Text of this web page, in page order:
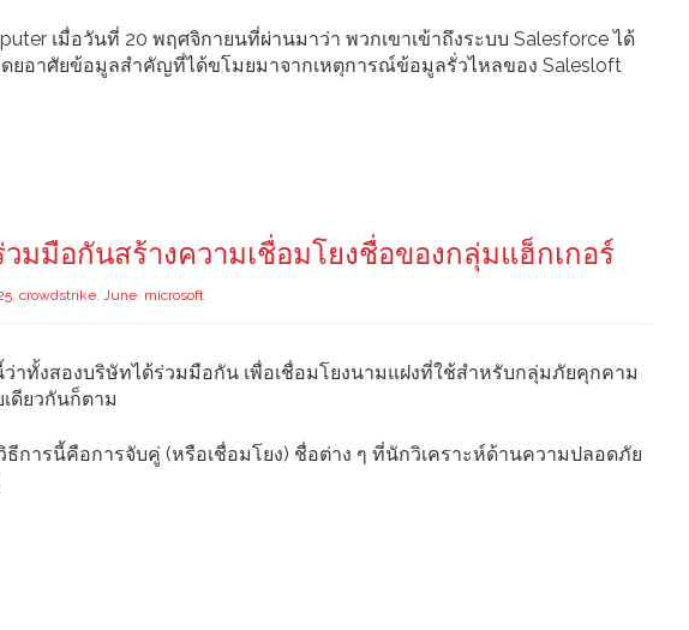
เมื่อวันที่ 20 พฤศจิกายนที่ผ่านมาว่า พวกเขาเข้าถึงระบบ Salesforce ได้
ดยอาศัยข้อมูลสำคัญที่ได้ขโมยมาจากเหตุการณ์ข้อมูลรั่วไหลของ Salesloft
มมือกันสร้างความเชื่อมโยงชื่อของกลุ่มแฮ็กเกอร์
, crowdstrike, June, microsoft
าทั้งสองบริษัทได้ร่วมมือกัน เพื่อเชื่อมโยงนามแฝงที่ใช้สำหรับกลุ่มภัยคุกคาม
ดียวกันก็ตาม
การนี้คือการจับคู่ (หรือเชื่อมโยง) ชื่อต่าง ๆ ที่นักวิเคราะห์ด้านความปลอดภัย